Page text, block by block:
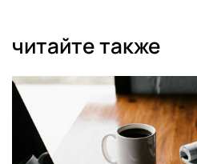
читайте также